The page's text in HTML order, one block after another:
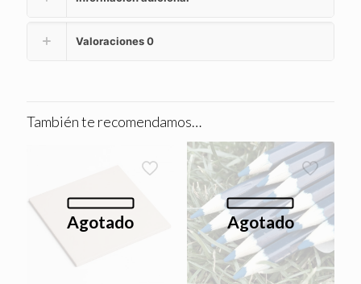
Valoraciones0
También te recomendamos…
Agotado Agotado